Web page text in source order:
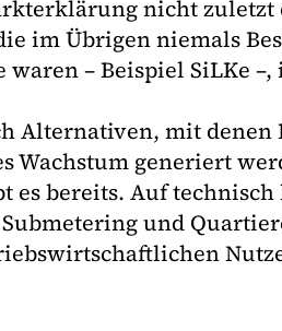
nicht
im Übrigen niemals
waren – Beispiel SiLKe
Alternativen, mit
Wachstum generiert
es bereits. Auf
und